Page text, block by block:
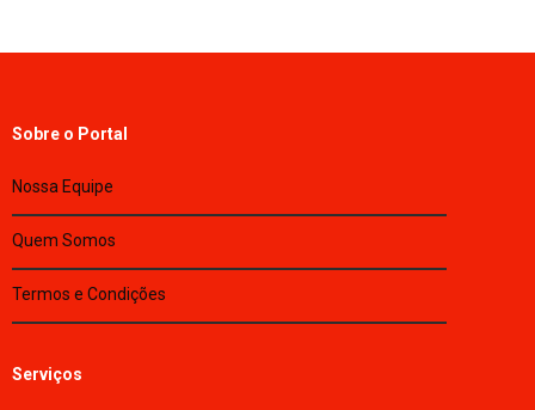
Sobre o Portal
Nossa Equipe
Quem Somos
Termos e Condições
Serviços